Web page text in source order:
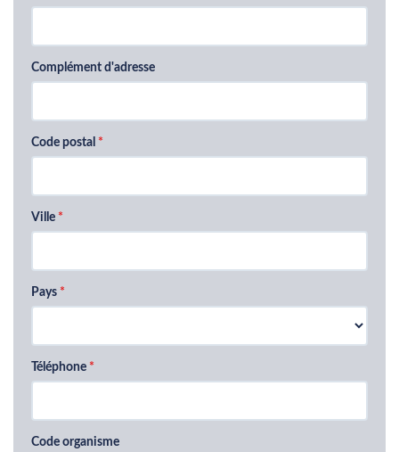
Complément d'adresse
Code postal
Ville
Pays
Téléphone
Code organisme